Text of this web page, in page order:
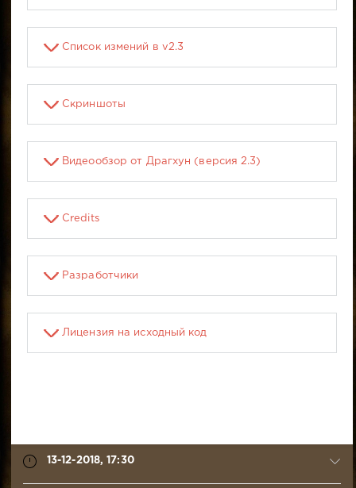
Список измений в v2.3
Скриншоты
Видеообзор от Драгхун (версия 2.3)
Credits
Разработчики
Лицензия на исходный код
13-12-2018, 17:30